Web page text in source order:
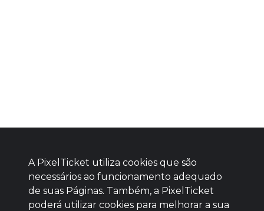
A PixelTicket utiliza cookies que são
necessários ao funcionamento adequado
de suas Páginas. Também, a PixelTicket
poderá utilizar cookies para melhorar a sua